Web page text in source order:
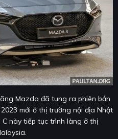
Mazda đã tung ra phiên bản
mới ở thị trường nội địa Nhật
C này tiếp tục trình làng ở thị